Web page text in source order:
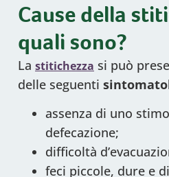
Cause della
quali sono?
La stitichezza si può
delle seguenti
assenza di uno
defecazione;
difficoltà
feci piccole, dure e